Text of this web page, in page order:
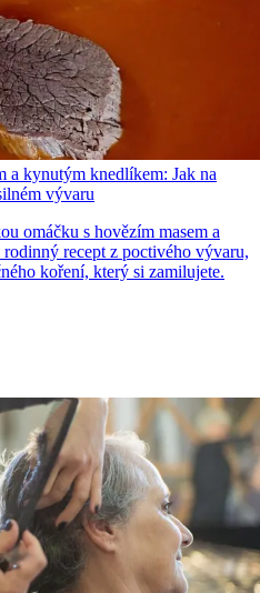
a kynutým knedlíkem: Jak na
vývaru
omáčku s hovězím masem a
recept z poctivého vývaru,
koření, který si zamilujete.